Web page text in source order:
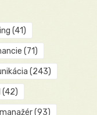
(41)
(71)
(243)
(42)
manažér(93)